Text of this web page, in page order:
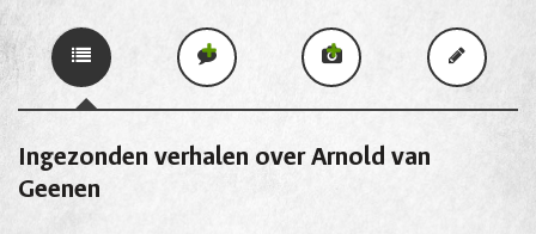
Ingezonden verhalen over Arnold van
Geenen